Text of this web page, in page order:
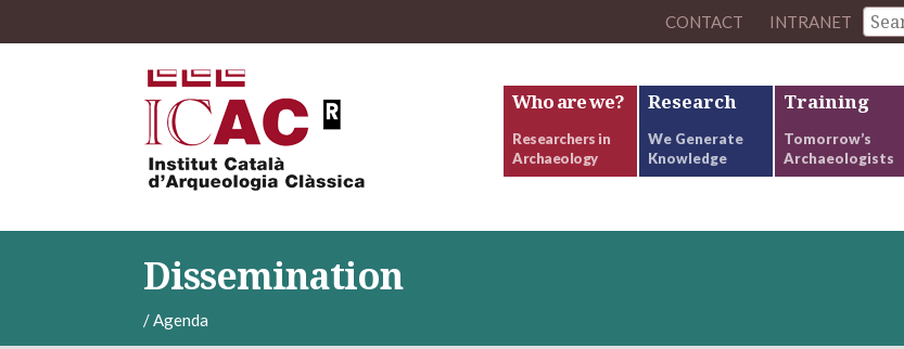
CONTACT INTRANET
Who are we?
Researchers in
Archaeology
Research
We Generate
Knowledge
Training
Tomorrow’s
Archaeologists
Dissemination
/Agenda